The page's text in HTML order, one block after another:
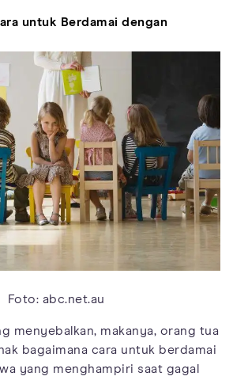
untuk Berdamai dengan
Foto: abc.net.au
menyebalkan, makanya, orang tua
bagaimana cara untuk berdamai
yang menghampiri saat gagal